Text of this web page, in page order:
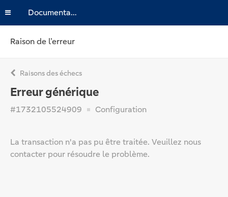
Documentation
Raison de l’erreur
Raisons des échecs
Erreur générique
#1732105524909 Configuration
La transaction n'a pas pu être traitée. Veuillez nous
contacter pour résoudre le problème.